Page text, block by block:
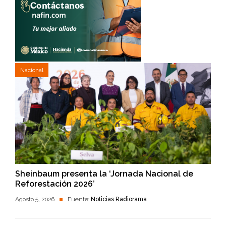
Nacional
Sheinbaum presenta la ‘Jornada Nacional de
Reforestación 2026’
Agosto 5, 2026 Fuente: Noticias Radiorama